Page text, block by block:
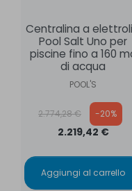
Centralina a
Pool Salt Uno per
piscine fino a 160
di acqua
POOL'S
Prezzo base
2.774,28 € -20%
2.219,42 €
Aggiungi al carrello